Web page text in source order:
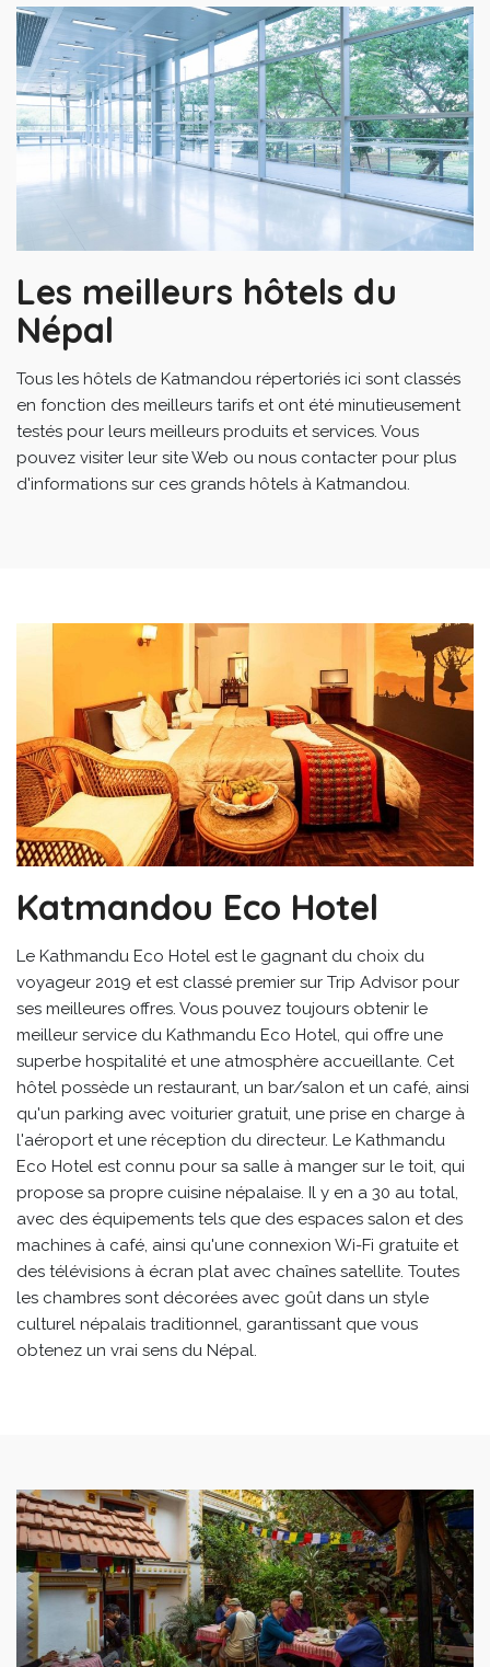
Les meilleurs hôtels du
Népal
Tous les hôtels de Katmandou répertoriés ici sont classés
en fonction des meilleurs tarifs et ont été minutieusement
testés pour leurs meilleurs produits et services. Vous
pouvez visiter leur site Web ou nous contacter pour plus
d'informations sur ces grands hôtels à Katmandou.
Katmandou Eco Hotel
Le Kathmandu Eco Hotel est le gagnant du choix du
voyageur 2019 et est classé premier sur Trip Advisor pour
ses meilleures offres. Vous pouvez toujours obtenir le
meilleur service du Kathmandu Eco Hotel, qui offre une
superbe hospitalité et une atmosphère accueillante. Cet
hôtel possède un restaurant, un bar/salon et un café, ainsi
qu'un parking avec voiturier gratuit, une prise en charge à
l'aéroport et une réception du directeur. Le Kathmandu
Eco Hotel est connu pour sa salle à manger sur le toit, qui
propose sa propre cuisine népalaise. Il y en a 30 au total,
avec des équipements tels que des espaces salon et des
machines à café, ainsi qu'une connexion Wi-Fi gratuite et
des télévisions à écran plat avec chaînes satellite. Toutes
les chambres sont décorées avec goût dans un style
culturel népalais traditionnel, garantissant que vous
obtenez un vrai sens du Népal.